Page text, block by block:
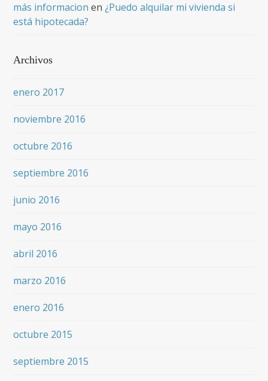
más informacion en¿Puedo alquilar mi vivienda si
está hipotecada?
Archivos
enero 2017
noviembre 2016
octubre 2016
septiembre 2016
junio 2016
mayo 2016
abril 2016
marzo 2016
enero 2016
octubre 2015
septiembre 2015